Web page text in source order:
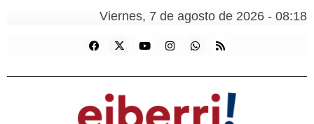
Viernes, 7 de agosto de 2026 - 08:18